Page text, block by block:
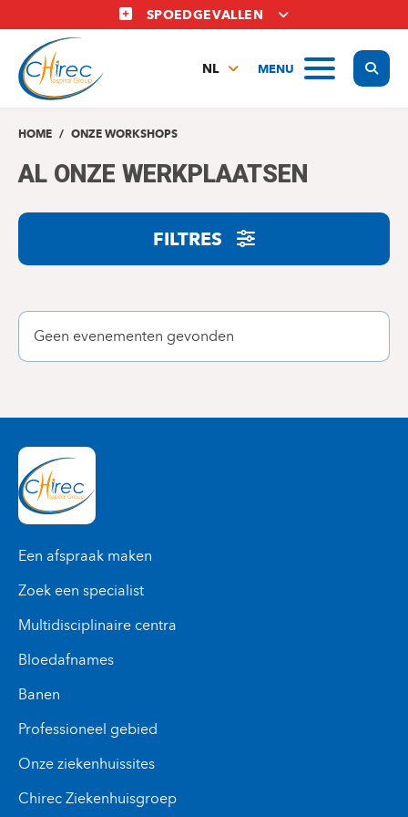
en
naar
inhoud
SPOEDGEVALLEN
MENU
NL
HOME ONZE WORKSHOPS
AL ONZE WERKPLAATSEN
FILTRES
Geen evenementen gevonden
Een afspraak maken
Zoek een specialist
Multidisciplinaire centra
Bloedafnames
Banen
Professioneel gebied
Onze ziekenhuissites
Chirec Ziekenhuisgroep